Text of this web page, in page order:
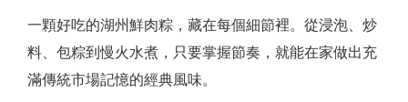
一顆好吃的湖州鮮肉粽，藏在每個細節裡。從浸泡、炒
料、包粽到慢火水煮，只要掌握節奏，就能在家做出充
滿傳統市場記憶的經典風味。